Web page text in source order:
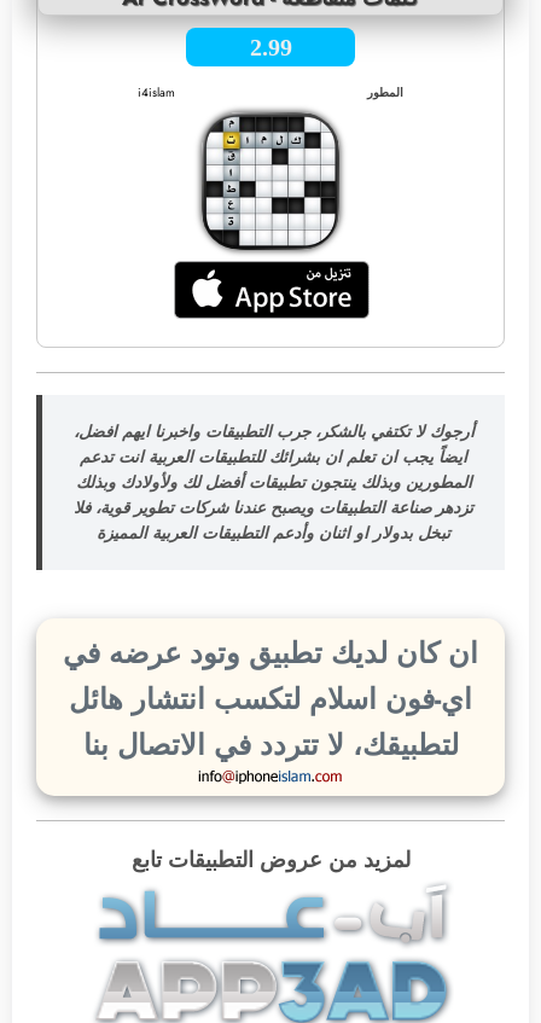
2.99
المطور i4islam
أرجوك لا تكتفي بالشكر، جرب التطبيقات واخبرنا ايهم افضل،
ايضاً يجب ان تعلم ان بشرائك للتطبيقات العربية انت تدعم
المطورين وبذلك ينتجون تطبيقات أفضل لك ولأولادك وبذلك
تزدهر صناعة التطبيقات ويصبح عندنا شركات تطوير قوية، فلا
تبخل بدولار او اثنان وأدعم التطبيقات العربية المميزة
ان كان لديك تطبيق وتود عرضه في
اي-فون اسلام لتكسب انتشار هائل
لتطبيقك، لا تتردد في الاتصال بنا
لمزيد من عروض التطبيقات تابع